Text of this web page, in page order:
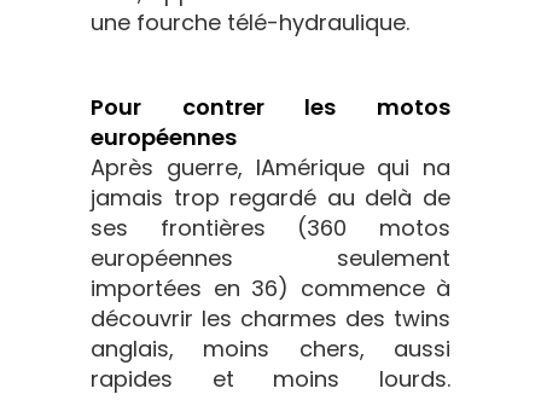
une fourche télé-hydraulique.
Pour contrer les motos
européennes
Après guerre, lAmérique qui na
jamais trop regardé au delà de
ses frontières (360 motos
européennes seulement
importées en 36) commence à
découvrir les charmes des twins
anglais, moins chers, aussi
rapides et moins lourds.